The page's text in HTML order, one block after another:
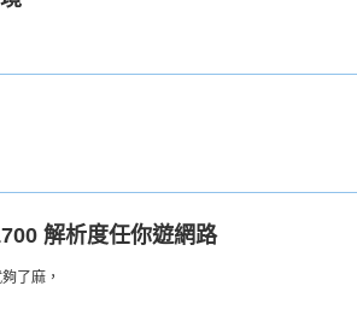
解析度任你遊網路
了麻，